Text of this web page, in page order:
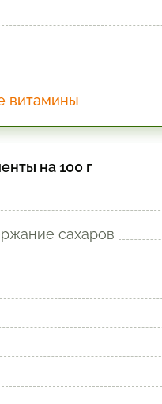
витамины
на 100 г
сахаров